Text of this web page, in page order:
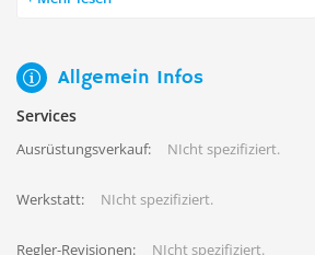
Allgemein Infos
Services
Ausrüstungsverkauf: NIcht spezifiziert.
Werkstatt: NIcht spezifiziert.
Regler-Revisionen: NIcht spezifiziert.